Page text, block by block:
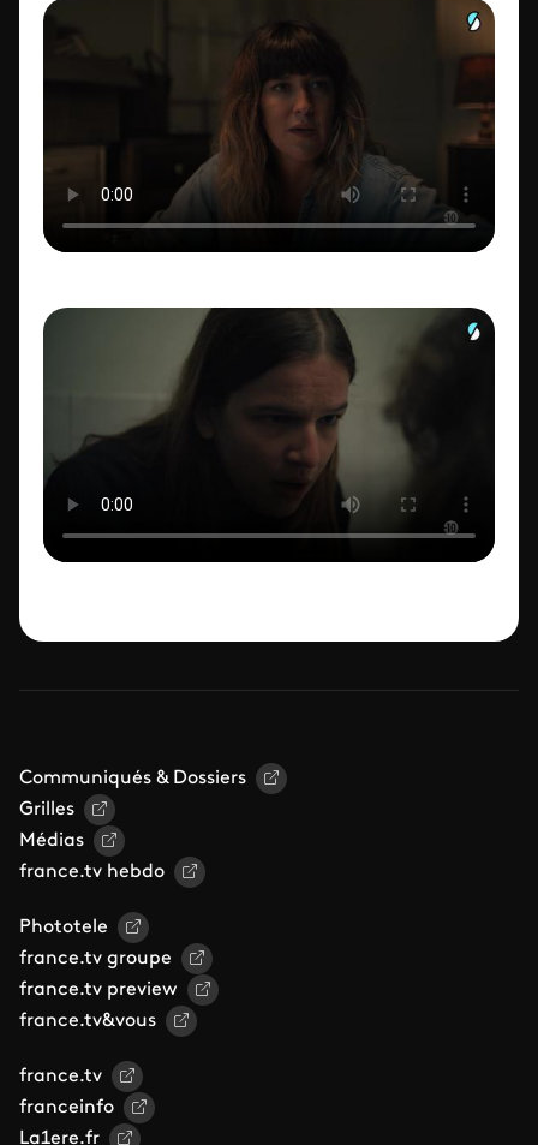
ID de la video FTV Preview
ID de la video FTV Preview
Communiqués & Dossiers
Grilles
Médias
france.tv hebdo
Phototele
france.tv groupe
france.tv preview
france.tv&vous
france.tv
franceinfo
La1ere.fr